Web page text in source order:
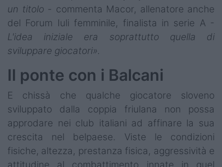
un titolo - commenta Macor, allenatore anche
del Forum Iuli femminile, finalista in serie A -
L'idea iniziale era soprattutto quella di
sviluppare giocatori».
Il ponte con i Balcani
E chissà che qualche giocatore sloveno
sviluppato dalla coppia friulana non possa
approdare nei club italiani ad affinare la sua
crescita nel belpaese. Viste le condizioni
fisiche, altezza, prestanza fisica, aggressività e